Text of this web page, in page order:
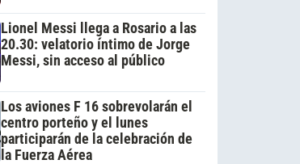
Lionel Messi llega a Rosario a las
20.30: velatorio íntimo de Jorge
Messi, sin acceso al público
Los aviones F 16 sobrevolarán el
centro porteño y el lunes
participarán de la celebración de
la Fuerza Aérea